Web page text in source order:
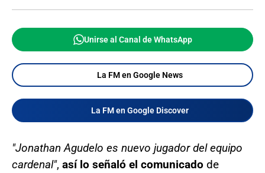
Unirse al Canal de WhatsApp
La FM en Google News
La FM en Google Discover
"Jonathan Agudelo es nuevo jugador del equipo
cardenal", así lo señaló el comunicado de